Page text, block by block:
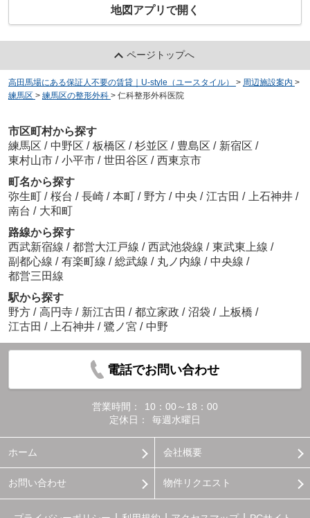
地図アプリで開く
ページトップへ
高田馬場にある保証人不要の賃貸｜U-style（ユースタイル） > 周辺施設案内 >
練馬区 > 練馬区の整形外科 > 仁科整形外科医院
市区町村から探す
練馬区 / 中野区 / 板橋区 / 杉並区 / 豊島区 / 新宿区 /
東村山市 / 小平市 / 世田谷区 / 西東京市
町名から探す
弥生町 / 桜台 / 長崎 / 本町 / 野方 / 中央 / 江古田 / 上石神井 /
南台 / 大和町
路線から探す
西武新宿線 / 都営大江戸線 / 西武池袋線 / 東武東上線 /
副都心線 / 有楽町線 / 総武線 / 丸ノ内線 / 中央線 /
都営三田線
駅から探す
野方 / 高円寺 / 新江古田 / 都立家政 / 沼袋 / 上板橋 /
江古田 / 上石神井 / 鷺ノ宮 / 中野
電話でお問い合わせ
営業時間：
10：00～18：00
定休日：
毎週水曜日
ホーム 会社概要
お問い合わせ 物件リクエスト